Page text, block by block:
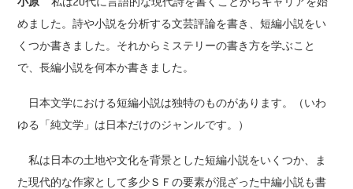
めました。詩や小説を分析する文芸評論を書き、短編小説をい
くつか書きました。それからミステリーの書き方を学ぶこと
で、長編小説を何本か書きました。
日本文学における短編小説は独特のものがあります。（いわ
ゆる「純文学」は日本だけのジャンルです。）
私は日本の土地や文化を背景とした短編小説をいくつか、ま
た現代的な作家として多少ＳＦの要素が混ざった中編小説も書